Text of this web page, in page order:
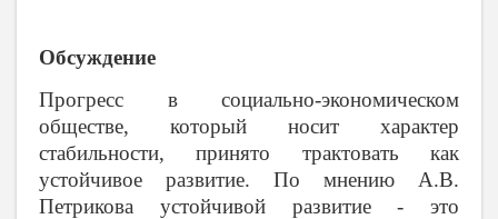
Обсуждение
Прогресс в социально-экономическом
обществе, который носит характер
стабильности, принято трактовать как
устойчивое развитие. По мнению А.В.
Петрикова устойчивой развитие - это